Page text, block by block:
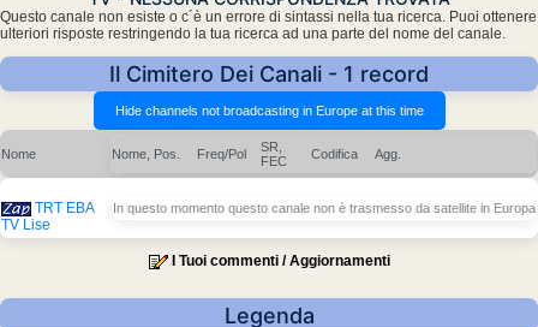
Questo canale non esiste o c´è un errore di sintassi nella tua ricerca. Puoi ottenere
ulteriori risposte restringendo la tua ricerca ad una parte del nome del canale.
Il Cimitero Dei Canali - 1 record
Nome Nome, Pos. Freq/Pol
SR,
FEC
Codifica Agg.
TRT EBA
TV Lise
In questo momento questo canale non è trasmesso da satellite in Europa
I Tuoi commenti / Aggiornamenti
Legenda